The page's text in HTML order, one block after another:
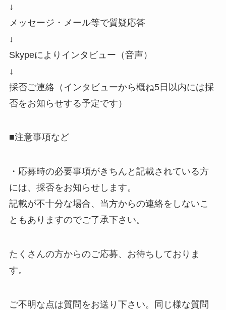
↓
メッセージ・メール等で質疑応答
↓
Skypeによりインタビュー（音声）
↓
採否ご連絡（インタビューから概ね5日以内には採
否をお知らせする予定です）
■注意事項など
・応募時の必要事項がきちんと記載されている方
には、採否をお知らせします。
記載が不十分な場合、当方からの連絡をしないこ
ともありますのでご了承下さい。
たくさんの方からのご応募、お待ちしておりま
す。
ご不明な点は質問をお送り下さい。同じ様な質問